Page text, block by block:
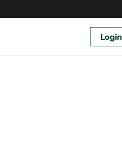
Login